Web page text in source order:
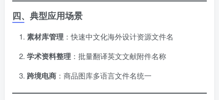
四、典型应用场景
素材库管理 ​：快速中文化海外设计资源文件名
学术资料整理 ​：批量翻译英文文献附件名称
跨境电商 ​：商品图库多语言文件名统一